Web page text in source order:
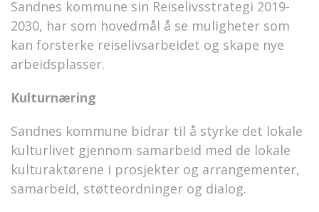
Sandnes kommune sin Reiselivsstrategi 2019-
2030, har som hovedmål å se muligheter som
kan forsterke reiselivsarbeidet og skape nye
arbeidsplasser.
Kulturnæring
Sandnes kommune bidrar til å styrke det lokale
kulturlivet gjennom samarbeid med de lokale
kulturaktørene i prosjekter og arrangementer,
samarbeid, støtteordninger og dialog.